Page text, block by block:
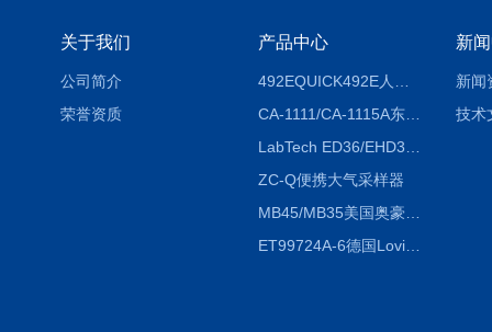
关于我们
公司简介
荣誉资质
产品中心
CA-1111/CA-1115A东京理化EYELA CA-1111/CA-1115A冷却水循环装置
ZC-Q便携大气采样器
MB45/MB35美国奥豪斯OHAUS MB45/MB35卤素红外水分测定仪
ET99724A-6德国Lovibond ET99724A-6微电脑BOD测定仪
新
新闻
技术